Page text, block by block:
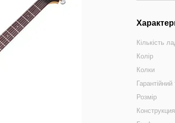
Кількість
Колір
Колки
Гарантійний
Розмір